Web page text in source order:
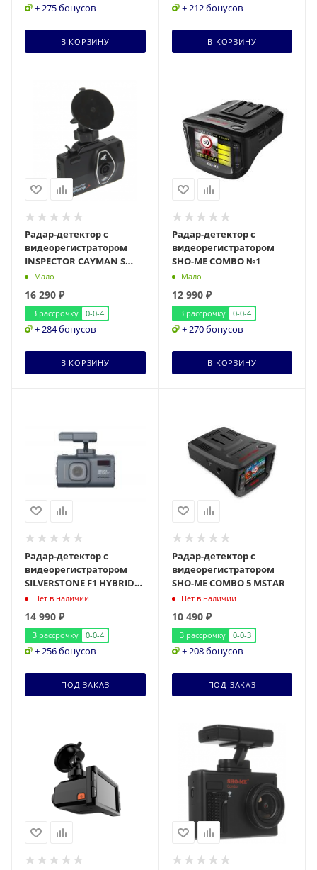
+ 275 бонусов
В КОРЗИНУ
+ 212 бонусов
В КОРЗИНУ
Радар-детектор с
видеорегистратором
INSPECTOR CAYMAN S
SIGNATURE
Мало
16 290 ₽
В рассрочку 0-0-4
+ 284 бонусов
В КОРЗИНУ
Радар-детектор с
видеорегистратором
SHO-ME COMBO №1
Мало
12 990₽
В рассрочку 0-0-4
+ 270 бонусов
В КОРЗИНУ
Радар-детектор с
видеорегистратором
SILVERSTONE F1 HYBRID
UNO SPORT
Нет в наличии
14 990 ₽
В рассрочку 0-0-4
+ 256 бонусов
ПОД ЗАКАЗ
Радар-детектор с
видеорегистратором
SHO-ME COMBO 5 MSTAR
Нет в наличии
10 490₽
В рассрочку 0-0-3
+ 208 бонусов
ПОД ЗАКАЗ